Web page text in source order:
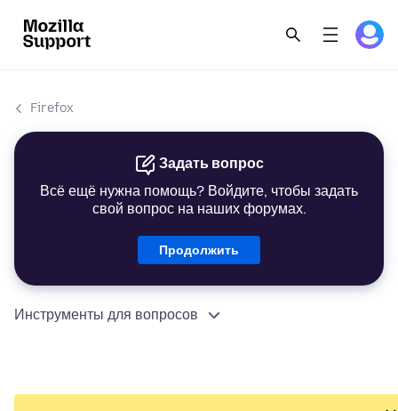
Firefox
Задать вопрос
Всё ещё нужна помощь? Войдите, чтобы задать
свой вопрос на наших форумах.
Продолжить
Инструменты для вопросов